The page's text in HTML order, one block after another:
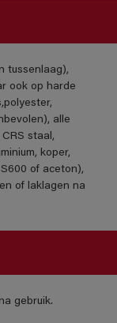
tussenlaag),
ook op harde
alle
staal,
koper,
of aceton),
of laklagen na
gebruik.